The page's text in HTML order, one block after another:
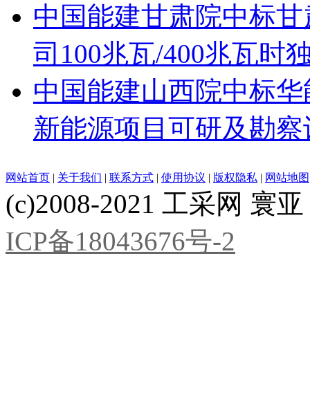
中国能建甘肃院中标
司100兆瓦/400兆瓦时
中国能建山西院中标
新能源项目可研及勘察
网站首页 | 关于我们 | 联系方式 | 使用协议 | 版权隐私 | 网站地图
(c)2008-2021 工采网 寰
ICP备18043676号-2